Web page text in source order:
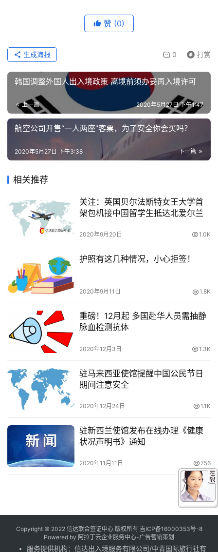
赞 (0)
0 打赏
生成海报
韩国调整外国人出入境政策 离境前须办妥再入境许可
上一篇 2020年5月27日 下午1:47
航空公司开售“一人两座”客票，为了安全你会买吗？
下一篇
2020年5月27日 下午3:38
相关推荐
关注：英国贝尔法斯特女王大学首
架包机接中国留学生抵达北爱尔兰
2020年9月20日 1.0K
护照有这几种情况，小心拒签！
2020年9月11日 1.8K
重磅！12月起 多国赴华人员需抽静
脉血检测抗体
2020年12月3日 1.3K
驻马来西亚使馆提醒中国公民节日
期间注意安全
2020年12月24日 1.1K
驻新西兰使馆发布在线办理《健康
状况声明书》通知
2020年11月11日 756
Copyright © 2022 信达联合签证中心 版权所有 吉ICP备16000353号-8
Powered by 阿拉丁云企业服务中心-广告营销策划
服务提供机构： 信达出入境服务有限公司/中青国际旅行社有